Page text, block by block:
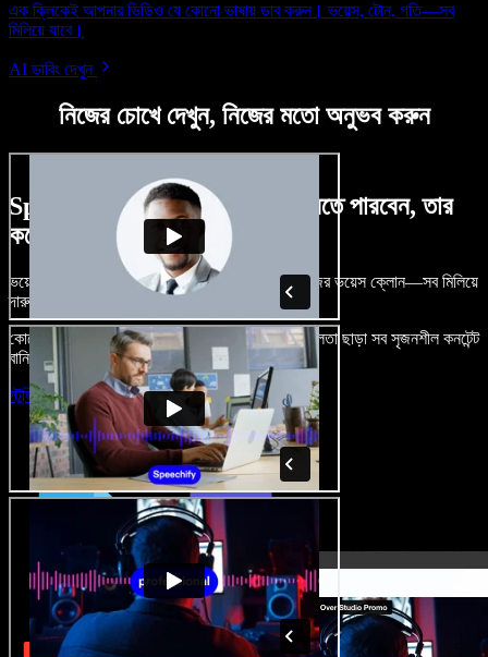
এক ক্লিকেই আপনার ভিডিও যে কোনো ভাষায় ডাব করুন। ভয়েস, টোন, গতি—সব
মিলিয়ে যাবে।
AI ডাবিং দেখুন
নিজের চোখে দেখুন, নিজের মতো অনুভব করুন
Speechify Studio দিয়ে কী কী করতে পারবেন, তার
কয়েকটা উদাহরণ দেখুন
ভয়েসওভার, রয়্যালটি-ফ্রি ছবি, অডিও, ভিডিও যোগ, নিজের ভয়েস ক্লোন—সব মিলিয়ে
দারুণ মনে রাখার মতো অডিও-ভিডিও প্রজেক্ট বানান।
কোনো শেখার ঝামেলা নেই, শুধু ব্রাউজারে খুলুন—আর দুর্বলতা ছাড়া সব সৃজনশীল কনটেন্ট
বানিয়ে ফেলুন।
স্টুডিও চালু করুন